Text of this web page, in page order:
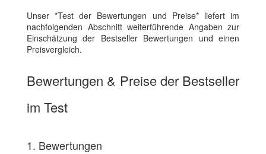
Unser *Test der Bewertungen und Preise* liefert im
nachfolgenden Abschnitt weiterführende Angaben zur
Einschätzung der Bestseller Bewertungen und einen
Preisvergleich.
Bewertungen & Preise der Bestseller
im Test
1. Bewertungen